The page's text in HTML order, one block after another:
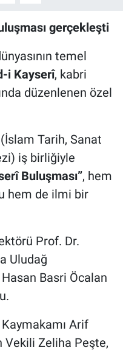
gerçekleşti
temel
i Kayserî, kabri
düzenlenen özel
Tarih, Sanat
iş birliğiyle
Buluşması”, hem
hem de ilmi bir
Prof. Dr.
Uludağ
Basri Öcalan
Kaymakamı Arif
Vekili Zeliha Peşte,